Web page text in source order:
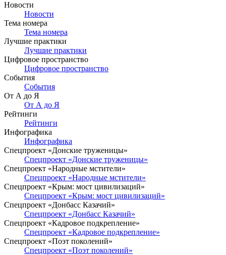
Новости
Новости
Тема номера
Тема номера
Лучшие практики
Лучшие практики
Цифровое пространство
Цифровое пространство
События
События
От А до Я
От А до Я
Рейтинги
Рейтинги
Инфографика
Инфографика
Спецпроект «Донские труженицы»
Спецпроект «Донские труженицы»
Спецпроект «Народные мстители»
Спецпроект «Народные мстители»
Спецпроект «Крым: мост цивилизаций»
Спецпроект «Крым: мост цивилизаций»
Спецпроект «Донбасс Казачий»
Спецпроект «Донбасс Казачий»
Спецпроект «Кадровое подкрепление»
Спецпроект «Кадровое подкрепление»
Спецпроект «Поэт поколений»
Спецпроект «Поэт поколений»